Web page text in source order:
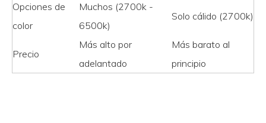
Opciones de
color
Muchos (2700k -
6500k)
Solo cálido (2700k)
Precio
Más alto por
adelantado
Más barato al
principio